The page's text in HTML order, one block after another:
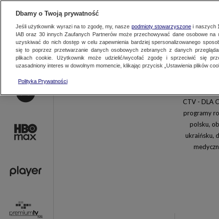
AKTUALNOŚCI
Discovery
TVN Style
TVN Fabuła
Nickelodeon
CTV - DLA
programy
polsku,
ukraińsku,
Dbamy o Twoją prywatność
Jeśli użytkownik wyrazi na to zgodę, my, nasze podmioty stowarzyszonei naszych
IAB oraz 30innych Zaufanych Partnerów może przechowywać dane osobowe na
uzyskiwać do nich dostęp w celu zapewnienia bardziej spersonalizowanego
się to poprzez przetwarzanie danych osobowych zebranych z danych
plikach cookie. Użytkownik może udzielić/wycofać zgodę i sprzeciwić się
uzasadniony interes w dowolnym momencie, klikając przycisk „Ustawienia plików
Polityka Prywatności